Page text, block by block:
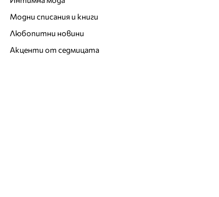
Модни списания и книги
Любопитни новини
Акценти от седмицата